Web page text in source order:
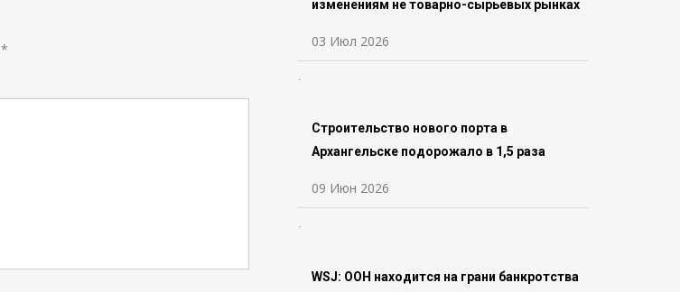
*
изменениям не товарно-сырьевых рынках
03 Июл 2026
Строительство нового порта в
Архангельске подорожало в 1,5 раза
09 Июн 2026
WSJ: ООН находится на грани банкротства